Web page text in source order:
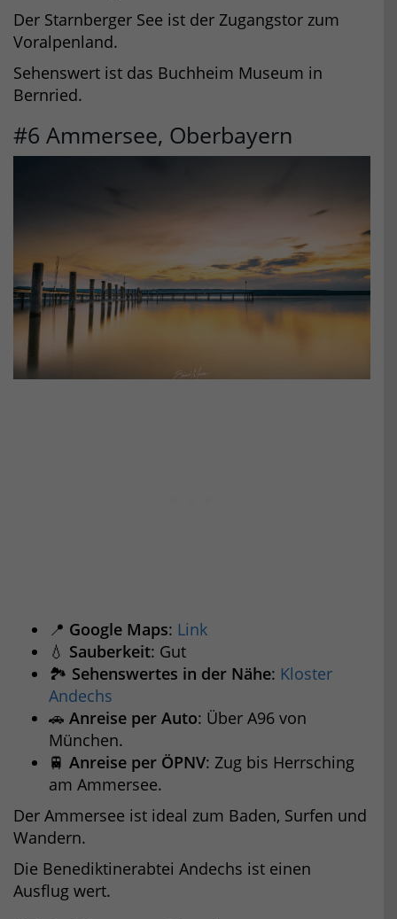
Der Starnberger See ist der Zugangstor zum
Voralpenland.
Sehenswert ist das Buchheim Museum in
Bernried.
#6 Ammersee, Oberbayern
📍 Google Maps: Link
💧 Sauberkeit: Gut
🏞️ Sehenswertes in der Nähe: Kloster
Andechs
🚗 Anreise per Auto: Über A96 von
München.
🚆 Anreise per ÖPNV: Zug bis Herrsching
am Ammersee.
Der Ammersee ist ideal zum Baden, Surfen und
Wandern.
Die Benediktinerabtei Andechs ist einen
Ausflug wert.